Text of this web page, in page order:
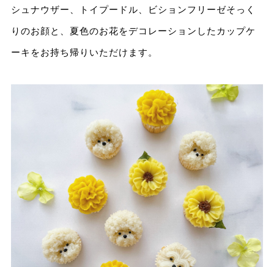
シュナウザー、トイプードル、ビションフリーゼそっく
りのお顔と、夏色のお花をデコレーションしたカップケ
ーキをお持ち帰りいただけます。